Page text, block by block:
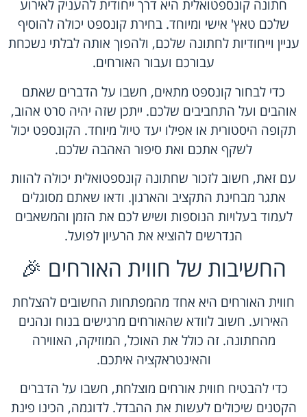
חתונה קונספטואלית היא דרך ייחודית להעניק לאירוע
שלכם טאץ' אישי ומיוחד. בחירת קונספט יכולה להוסיף
עניין וייחודיות לחתונה שלכם, ולהפוך אותה לבלתי נשכחת
עבורכם ועבור האורחים.
כדי לבחור קונספט מתאים, חשבו על הדברים שאתם
אוהבים ועל התחביבים שלכם. ייתכן שזה יהיה סרט אהוב,
תקופה היסטורית או אפילו יעד טיול מיוחד. הקונספט יכול
לשקף אתכם ואת סיפור האהבה שלכם.
עם זאת, חשוב לזכור שחתונה קונספטואלית יכולה להוות
אתגר מבחינת התקציב והארגון. ודאו שאתם מסוגלים
לעמוד בעלויות הנוספות ושיש לכם את הזמן והמשאבים
הנדרשים להוציא את הרעיון לפועל.
החשיבות של חווית האורחים 🎉
חווית האורחים היא אחד מהמפתחות החשובים להצלחת
האירוע. חשוב לוודא שהאורחים מרגישים בנוח ונהנים
מהחתונה. זה כולל את האוכל, המוזיקה, האווירה
והאינטראקציה איתכם.
כדי להבטיח חווית אורחים מוצלחת, חשבו על הדברים
הקטנים שיכולים לעשות את ההבדל. לדוגמה, הכינו פינת